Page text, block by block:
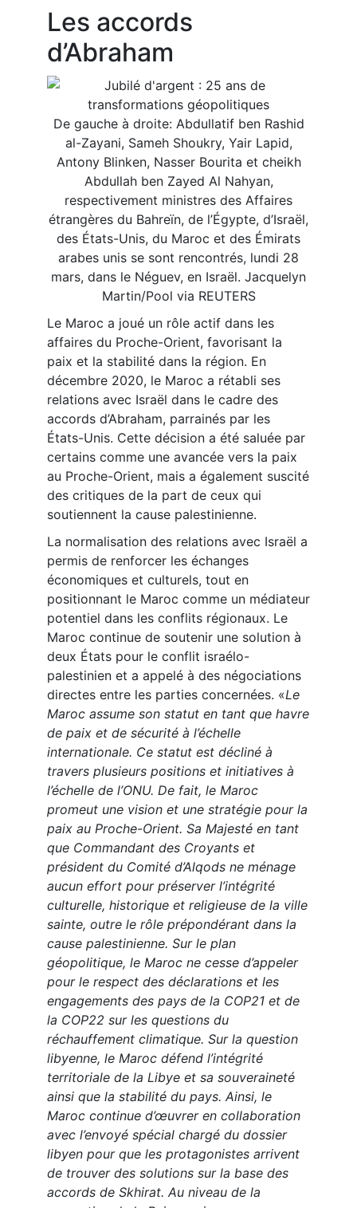
Les accords
d’Abraham
De gauche à droite: Abdullatif ben Rashid
al-Zayani, Sameh Shoukry, Yair Lapid,
Antony Blinken, Nasser Bourita et cheikh
Abdullah ben Zayed Al Nahyan,
respectivement ministres des Affaires
étrangères du Bahreïn, de l’Égypte, d’Israël,
des États-Unis, du Maroc et des Émirats
arabes unis se sont rencontrés, lundi 28
mars, dans le Néguev, en Israël. Jacquelyn
Martin/Pool via REUTERS
Le Maroc a joué un rôle actif dans les
affaires du Proche-Orient, favorisant la
paix et la stabilité dans la région. En
décembre 2020, le Maroc a rétabli ses
relations avec Israël dans le cadre des
accords d’Abraham, parrainés par les
États-Unis. Cette décision a été saluée par
certains comme une avancée vers la paix
au Proche-Orient, mais a également suscité
des critiques de la part de ceux qui
soutiennent la cause palestinienne.
La normalisation des relations avec Israël a
permis de renforcer les échanges
économiques et culturels, tout en
positionnant le Maroc comme un médiateur
potentiel dans les conflits régionaux. Le
Maroc continue de soutenir une solution à
deux États pour le conflit israélo-
palestinien et a appelé à des négociations
directes entre les parties concernées. «Le
Maroc assume son statut en tant que havre
de paix et de sécurité à l’échelle
internationale. Ce statut est décliné à
travers plusieurs positions et initiatives à
l’échelle de l’ONU. De fait, le Maroc
promeut une vision et une stratégie pour la
paix au Proche-Orient. Sa Majesté en tant
que Commandant des Croyants et
président du Comité d’Alqods ne ménage
aucun effort pour préserver l’intégrité
culturelle, historique et religieuse de la ville
sainte, outre le rôle prépondérant dans la
cause palestinienne. Sur le plan
géopolitique, le Maroc ne cesse d’appeler
pour le respect des déclarations et les
engagements des pays de la COP21 et de
la COP22 sur les questions du
réchauffement climatique. Sur la question
libyenne, le Maroc défend l’intégrité
territoriale de la Libye et sa souveraineté
ainsi que la stabilité du pays. Ainsi, le
Maroc continue d’œuvrer en collaboration
avec l’envoyé spécial chargé du dossier
libyen pour que les protagonistes arrivent
de trouver des solutions sur la base des
accords de Skhirat. Au niveau de la